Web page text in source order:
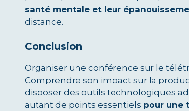
santé mentale et leur
distance.
Conclusion
Organiser une conférence sur le
Comprendre son impact sur la
disposer des outils technologiques
autant de points essentiels pour une